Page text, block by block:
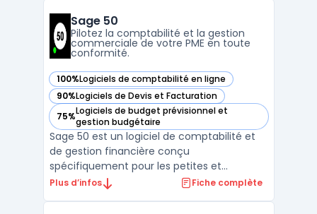
essentiel pour une gestion comptable
moderne et dynam ...
Sage 50
Pilotez la comptabilité et la gestion
commerciale de votre PME en toute
conformité.
100%Logiciels de comptabilité en ligne
— voir Sage 50 dans cette catégorie
90%Logiciels de Devis et Facturation
— voir Sage 50 dans cette catégorie
75%Logiciels de budget prévisionnel et
gestion budgétaire
— voir Sage 50 dans cette catégorie
Sage 50 est un logiciel de comptabilité et
de gestion financière conçu
spécifiquement pour les petites et
moyennes entreprises. Avec ses
Plus d’infos Fiche complète